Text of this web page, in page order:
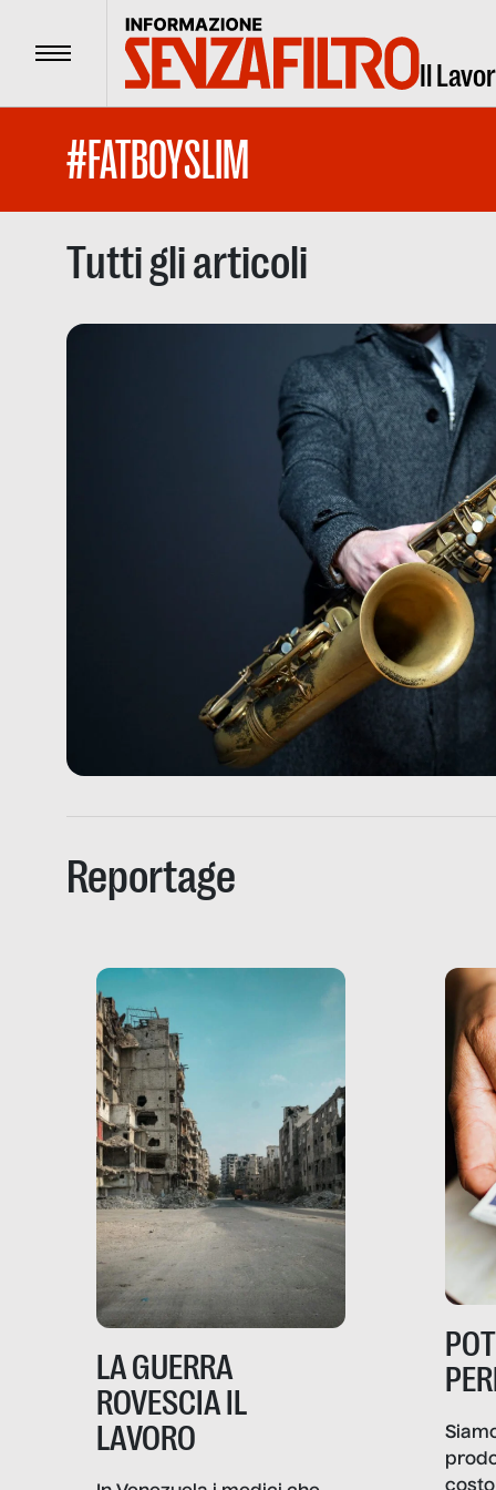
Menu Il
#FATBOYSLIM
Tutti gli articoli
Reportage
LA GUERRA
ROVESCIA IL
LAVORO